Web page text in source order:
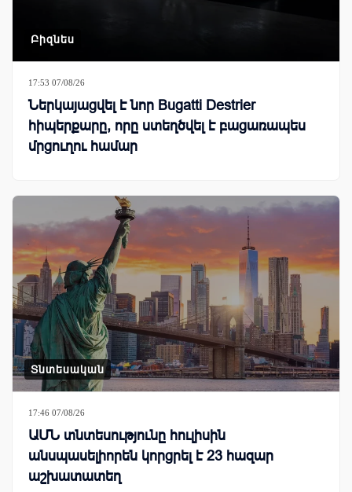
Բիզնես
17:53 07/08/26
Ներկայացվել է նոր Bugatti Destrier
հիպերքարը, որը ստեղծվել է բացառապես
մրցուղու համար
Տնտեսական
17:46 07/08/26
ԱՄՆ տնտեսությունը հուլիսին
անսպասելիորեն կորցրել է 23 հազար
աշխատատեղ